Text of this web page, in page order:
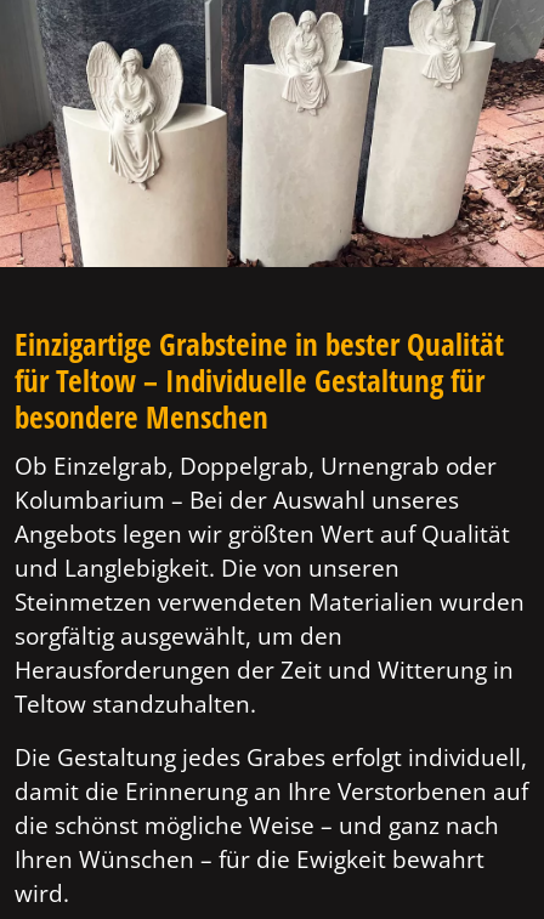
Einzigartige Grabsteine in bester Qualität
für Teltow – Individuelle Gestaltung für
besondere Menschen
Ob Einzelgrab, Doppelgrab, Urnengrab oder
Kolumbarium – Bei der Auswahl unseres
Angebots legen wir größten Wert auf Qualität
und Langlebigkeit. Die von unseren
Steinmetzen verwendeten Materialien wurden
sorgfältig ausgewählt, um den
Herausforderungen der Zeit und Witterung in
Teltow standzuhalten.
Die Gestaltung jedes Grabes erfolgt individuell,
damit die Erinnerung an Ihre Verstorbenen auf
die schönst mögliche Weise – und ganz nach
Ihren Wünschen – für die Ewigkeit bewahrt
wird.